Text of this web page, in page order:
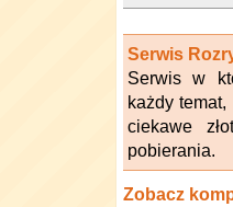
Serwis
Serwis w
każdy
ciekawe
pobierania.
Zobacz